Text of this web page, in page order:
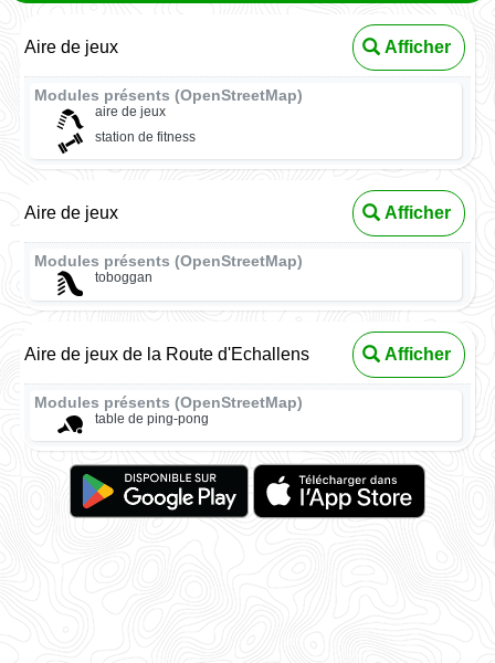
Aire de jeux Afficher
Modules présents (OpenStreetMap)
aire de jeux
station de fitness
Aire de jeux Afficher
Modules présents (OpenStreetMap)
toboggan
Aire de jeux de la Route d'Echallens Afficher
Modules présents (OpenStreetMap)
table de ping-pong